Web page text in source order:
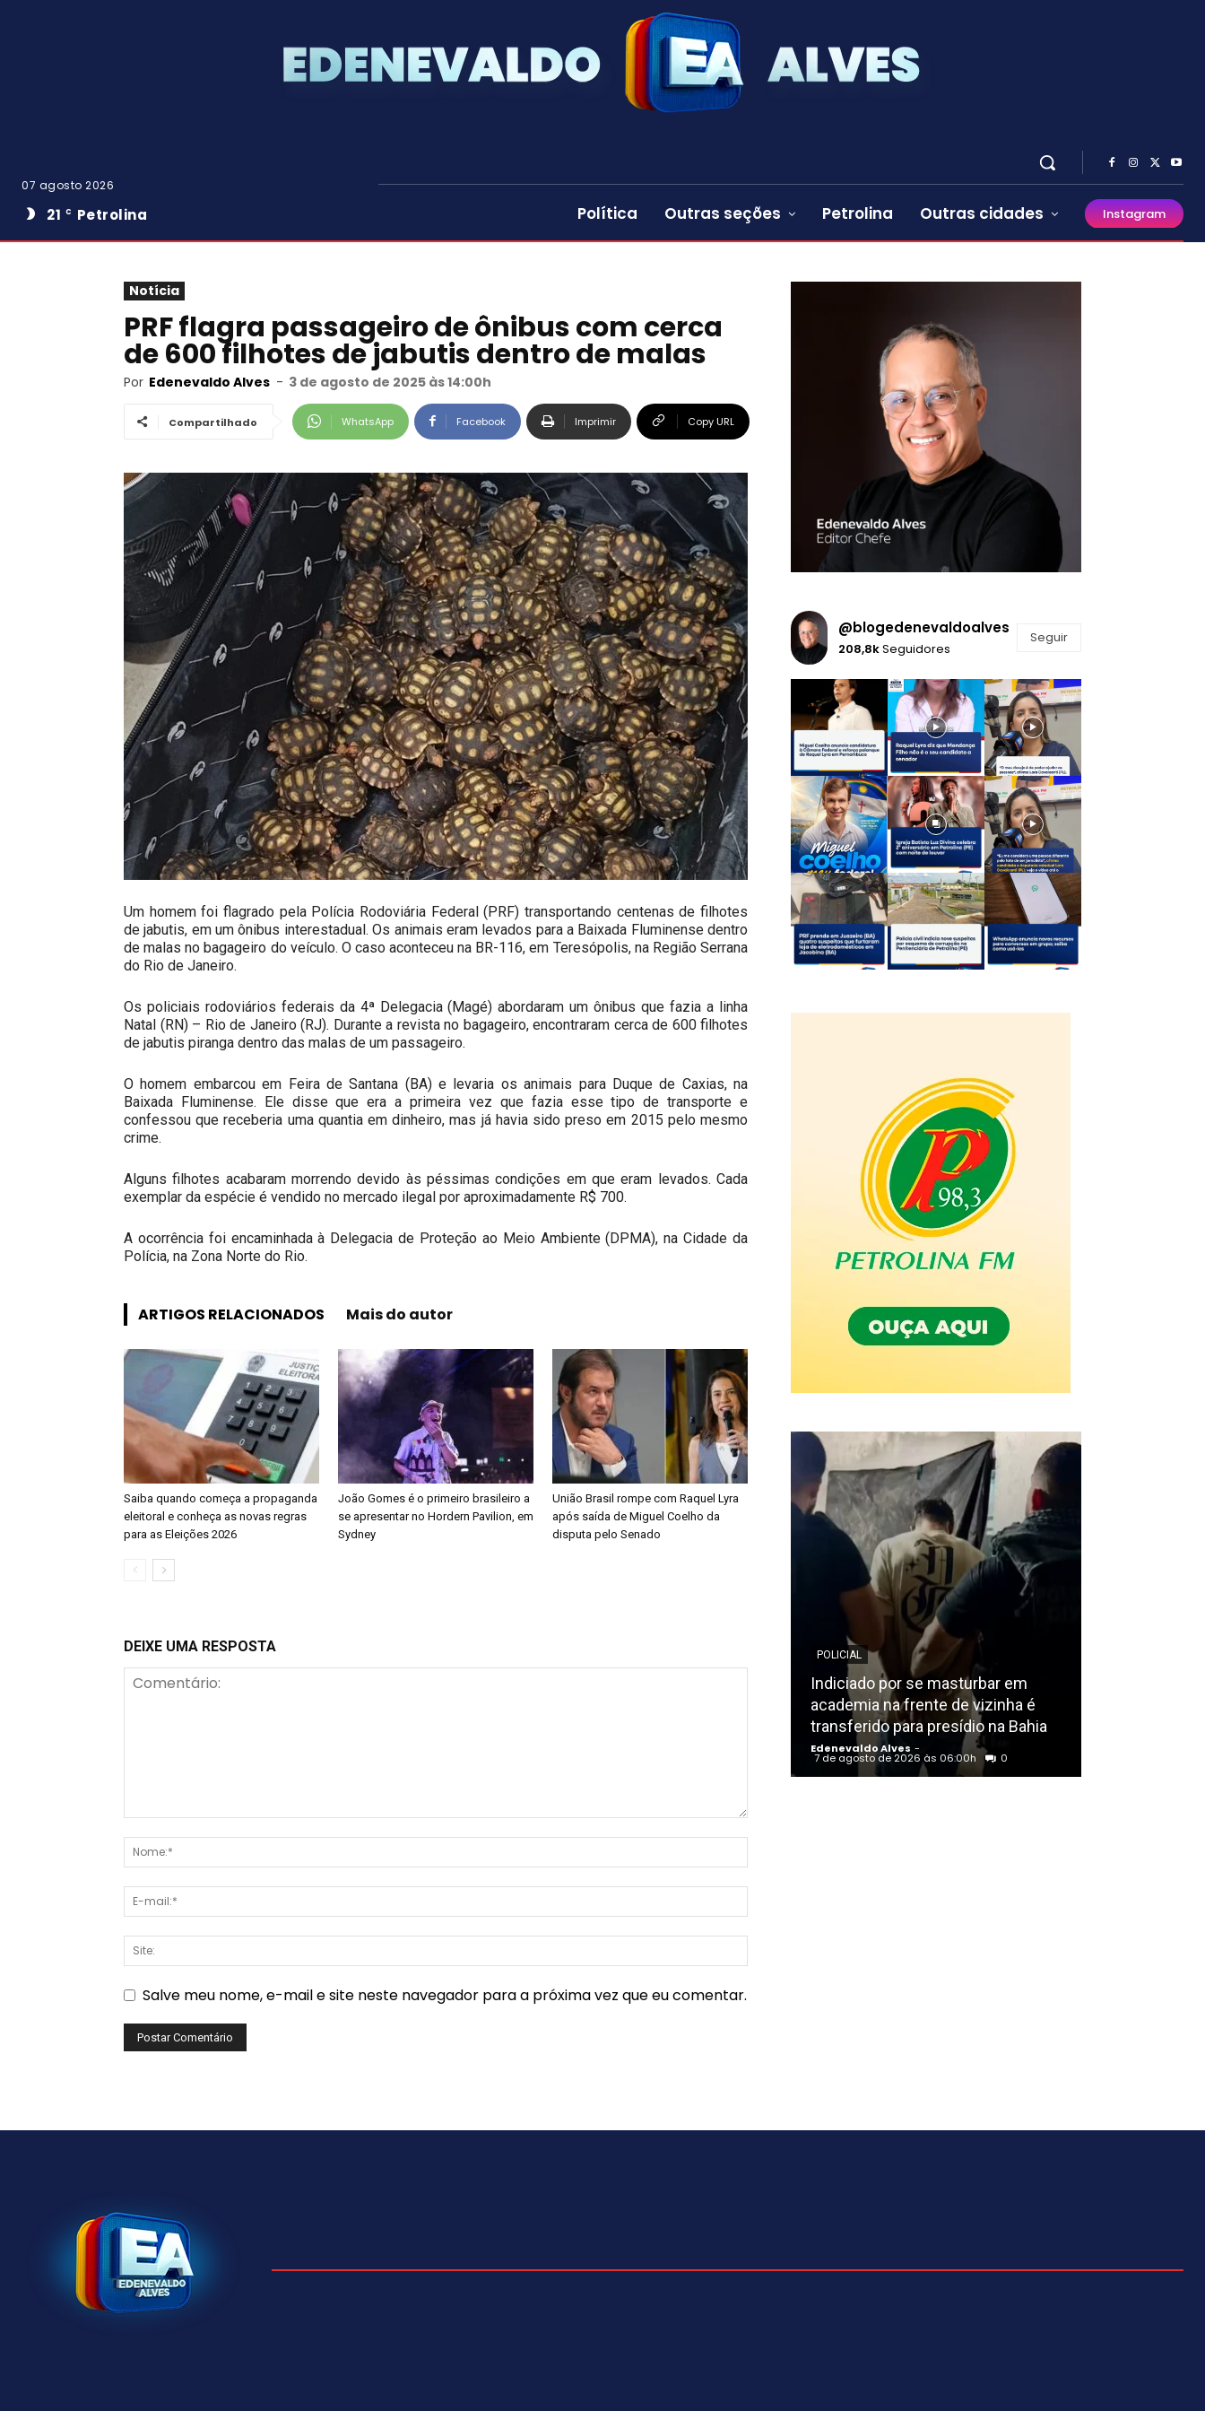
07 agosto 2026
21 C Petrolina Política Outras seções Petrolina Outras cidades Instagram
Notícia
PRF flagra passageiro de ônibus com cerca
de 600 filhotes de jabutis dentro de malas
Por Edenevaldo Alves - 3 de agosto de 2025 às 14:00h
Compartilhado WhatsApp Facebook Imprimir Copy URL
Um homem foi flagrado pela Polícia Rodoviária Federal (PRF) transportando centenas de filhotes
de jabutis, em um ônibus interestadual. Os animais eram levados para a Baixada Fluminense dentro
de malas no bagageiro do veículo. O caso aconteceu na BR-116, em Teresópolis, na Região Serrana
do Rio de Janeiro.
Os policiais rodoviários federais da 4ª Delegacia (Magé) abordaram um ônibus que fazia a linha
Natal (RN) – Rio de Janeiro (RJ). Durante a revista no bagageiro, encontraram cerca de 600 filhotes
de jabutis piranga dentro das malas de um passageiro.
O homem embarcou em Feira de Santana (BA) e levaria os animais para Duque de Caxias, na
Baixada Fluminense. Ele disse que era a primeira vez que fazia esse tipo de transporte e
confessou que receberia uma quantia em dinheiro, mas já havia sido preso em 2015 pelo mesmo
crime.
Alguns filhotes acabaram morrendo devido às péssimas condições em que eram levados. Cada
exemplar da espécie é vendido no mercado ilegal por aproximadamente R$ 700.
A ocorrência foi encaminhada à Delegacia de Proteção ao Meio Ambiente (DPMA), na Cidade da
Polícia, na Zona Norte do Rio.
ARTIGOS RELACIONADOS Mais do autor
Saiba quando começa a propaganda
eleitoral e conheça as novas regras
para as Eleições 2026
João Gomes é o primeiro brasileiro a
se apresentar no Hordern Pavilion, em
Sydney
União Brasil rompe com Raquel Lyra
após saída de Miguel Coelho da
disputa pelo Senado
DEIXE UMA RESPOSTA
Salve meu nome, e-mail e site neste navegador para a próxima vez que eu comentar.
@blogedenevaldoalves
208,8kSeguidores
Seguir
POLICIAL
Indiciado por se masturbar em
academia na frente de vizinha é
transferido para presídio na Bahia
Edenevaldo Alves -
7 de agosto de 2026 às 06:00h 0